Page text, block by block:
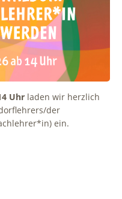
Uhr laden wir herzlich
der
ein.